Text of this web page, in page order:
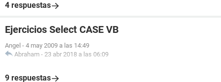
4 respuestas
Ejercicios Select CASE VB
Angel - 4 may 2009 a las 14:49
Abraham - 23 abr 2018 a las 06:09
9 respuestas